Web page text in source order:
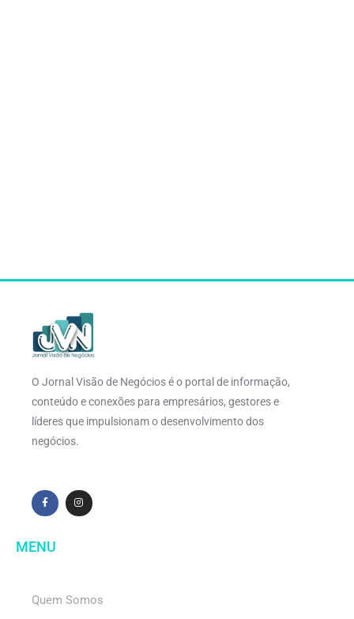
O Jornal Visão de Negócios é o portal de informação,
conteúdo e conexões para empresários, gestores e
líderes que impulsionam o desenvolvimento dos
negócios.
MENU
Quem Somos